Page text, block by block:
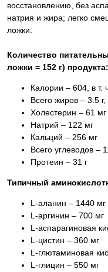
восстановлению, без
натрия и жира; легко
ложки.
Количество
ложки = 152 г) продукта:
Калории – 604, в т.
Всего жиров – 3.5
Холестерин – 61 мг
Натрий – 122 мг
Кальций – 256 мг
Всего углеводов –
Протеин – 31 г
Типичный
L-аланин – 1440 мг
L-аргинин – 700 мг
L-аспарагиновая
L-цистин – 360 мг
L-глютаминовая
L-глицин – 550 мг